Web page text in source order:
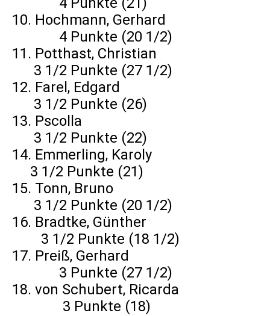
10. Hochmann, Gerhard
4 Punkte (20 1/2)
11. Potthast, Christian
3 1/2 Punkte (27 1/2)
12. Farel, Edgard
3 1/2 Punkte (26)
13. Pscolla
3 1/2 Punkte (22)
14. Emmerling, Karoly
3 1/2 Punkte (21)
15. Tonn, Bruno
3 1/2 Punkte (20 1/2)
16. Bradtke, Günther
3 1/2 Punkte (18 1/2)
17. Preiß, Gerhard
3 Punkte (27 1/2)
18. von Schubert, Ricarda
3 Punkte (18)